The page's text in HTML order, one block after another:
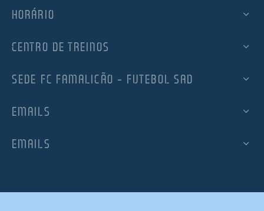
HORÁRIO
CENTRO DE TREINOS
SEDE FC FAMALICÃO – FUTEBOL SAD
EMAILS
EMAILS